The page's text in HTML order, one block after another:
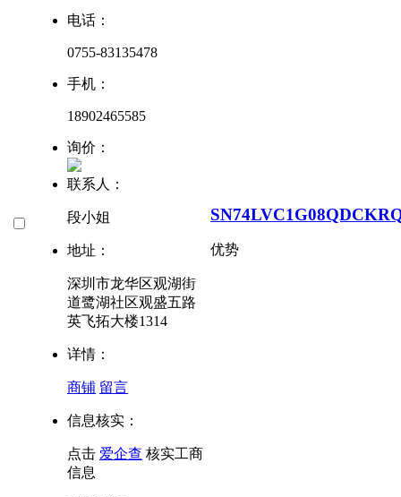
电话：
0755-83135478
手机：
18902465585
询价：
联系人：
段小姐
地址：
深圳市龙华区观湖街
道鹭湖社区观盛五路
英飞拓大楼1314
详情：
商铺 留言
信息核实：
点击 爱企查 核实工商
信息
优势